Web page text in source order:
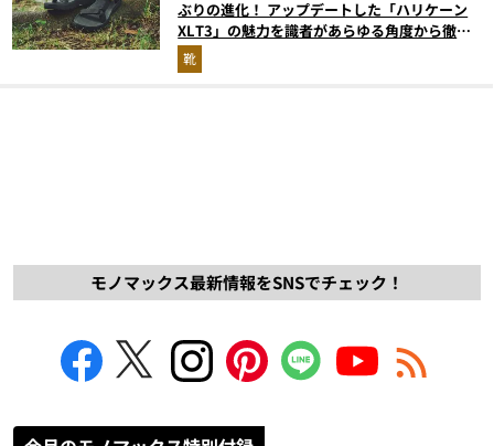
ぶりの進化！ アップデートした「ハリケーン
XLT3」の魅力を識者があらゆる角度から徹底
解説！
靴
モノマックス最新情報をSNSでチェック！